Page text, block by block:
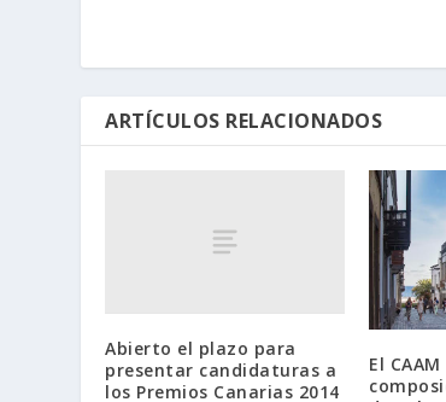
ARTÍCULOS RELACIONADOS
Abierto el plazo para
presentar candidaturas a
los Premios Canarias 2014
El